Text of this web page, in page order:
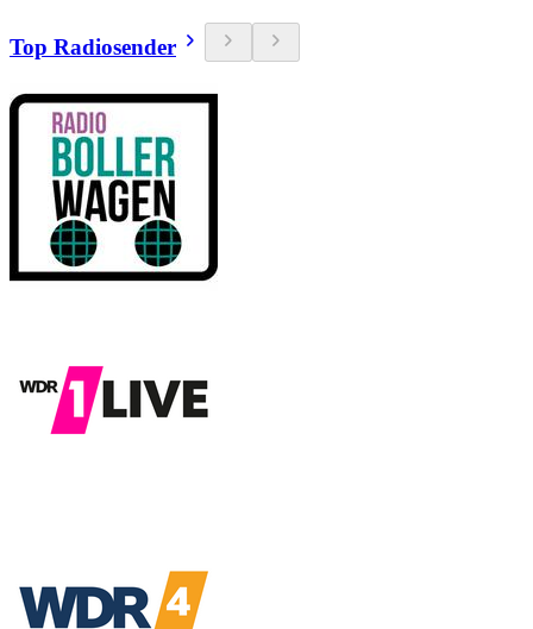
Top Radiosender